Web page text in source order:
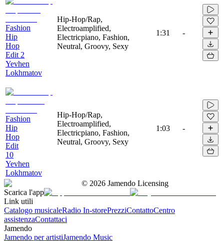
Fashion
Hip
Hop
Edit 2
Yevhen
Lokhmatov
Hip-Hop/Rap,
Electroamplified,
Electricpiano, Fashion,
Neutral, Groovy, Sexy
1:31 -
Fashion
Hip
Hop
Edit
10
Yevhen
Lokhmatov
Hip-Hop/Rap,
Electroamplified,
Electricpiano, Fashion,
Neutral, Groovy, Sexy
1:03 -
© 2026 Jamendo Licensing
Scarica l'app
Link utili
Catalogo musicaleRadio In-storePrezziContattoCentro
assistenzaContattaci
Jamendo
Jamendo per artistiJamendo Music